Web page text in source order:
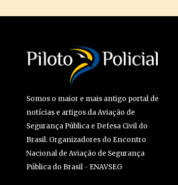
Somos o maior e mais antigo portal de
notícias e artigos da Aviação de
Segurança Pública e Defesa Civil do
Brasil. Organizadores do Encontro
Nacional de Aviação de Segurança
Pública do Brasil - ENAVSEG